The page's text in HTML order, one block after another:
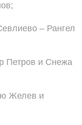
– Рангел
Петров и Снежа
Желев и